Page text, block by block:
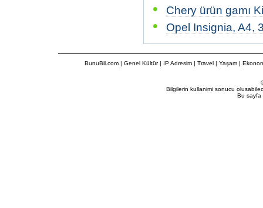
• Chery ürün gamı
• Opel Insignia, A4,
BunuBil.com| Genel Kültür| IP Adresim| Travel| Yaşam |
Bilgilerin kullanimi sonucu
Bu sayfa